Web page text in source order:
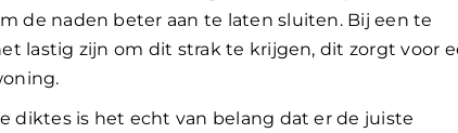
de naden beter aan te laten sluiten. Bij een te
lastig zijn om dit strak te krijgen, dit zorgt voor
diktes is het echt van belang dat er de juiste